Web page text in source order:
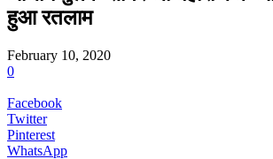
हुआ रतलाम
February 10, 2020
0
Facebook
Twitter
Pinterest
WhatsApp